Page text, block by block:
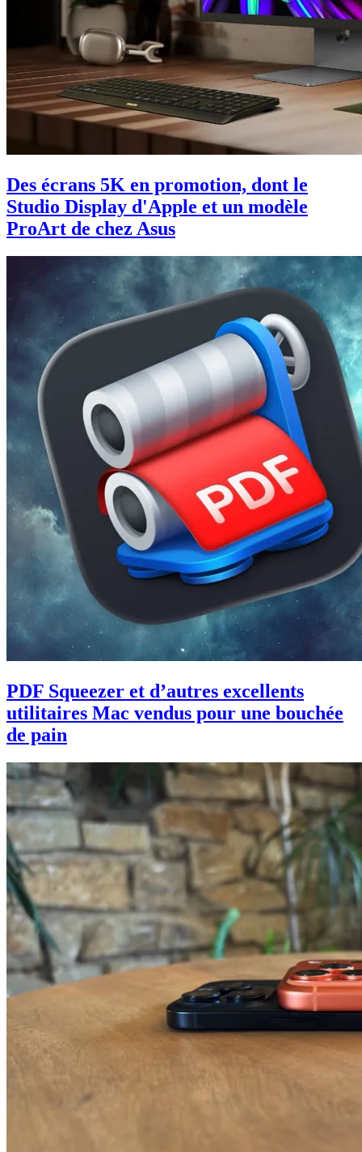
Des écrans 5K en promotion, dont le
Studio Display d'Apple et un modèle
ProArt de chez Asus
PDF Squeezer et d’autres excellents
utilitaires Mac vendus pour une bouchée
de pain